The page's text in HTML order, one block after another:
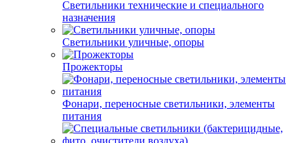
Светильники технические и специального
назначения
Светильники уличные, опоры
Прожекторы
Фонари, переносные светильники, элементы
питания